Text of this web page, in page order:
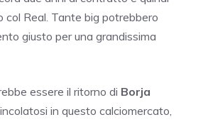
col Real. Tante big potrebbero
giusto per una grandissima
essere il ritorno di Borja
in questo calciomercato,